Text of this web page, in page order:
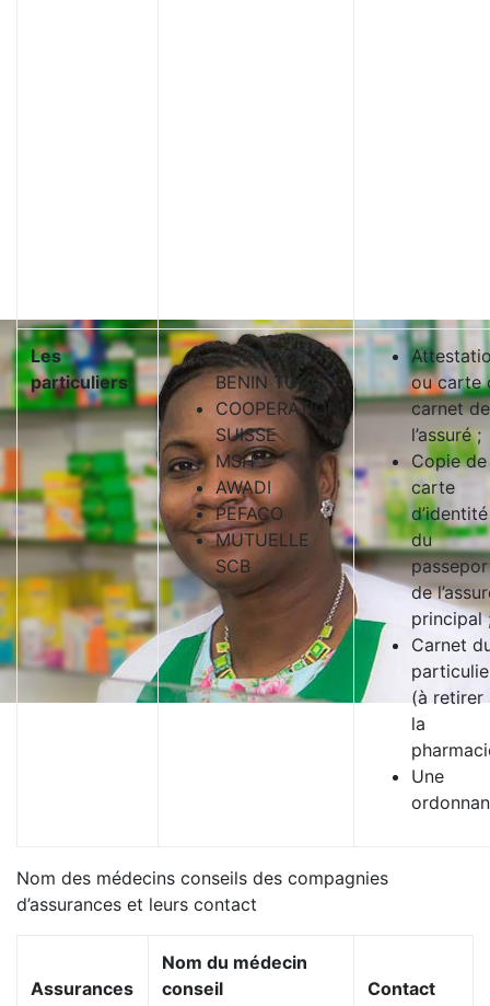
Les
particuliers
CORRIDOR
BENIN TOGO
COOPERATION
SUISSE
MSH
AWADI
PEFACO
MUTUELLE
SCB
ou carte
carnet de
l’assuré ;
Copie
carte
du
de
principal
Carnet
(à retirer
la
Une
Nom des médecins conseils des compagnies
d’assurances et leurs contact
Assurances
Nom du médecin
conseil
Contact